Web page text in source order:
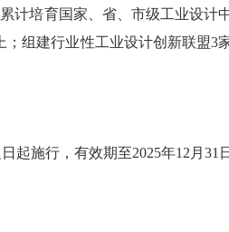
培育国家、省、市级工业设计
组建行业性工业设计创新联盟3
施行，有效期至2025年12月31日